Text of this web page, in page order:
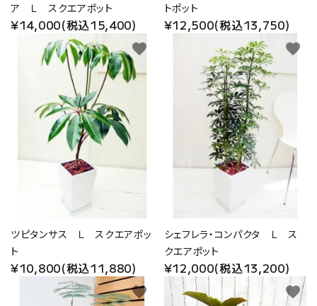
ア Ｌ スクエアポット
¥14,000(税込15,400)
トポット
¥12,500(税込13,750)
ツピタンサス Ｌ スクエアポッ
ト
¥10,800(税込11,880)
favorite
シェフレラ・コンパクタ Ｌ ス
クエアポット
¥12,000(税込13,200)
favorite
favorite favorite